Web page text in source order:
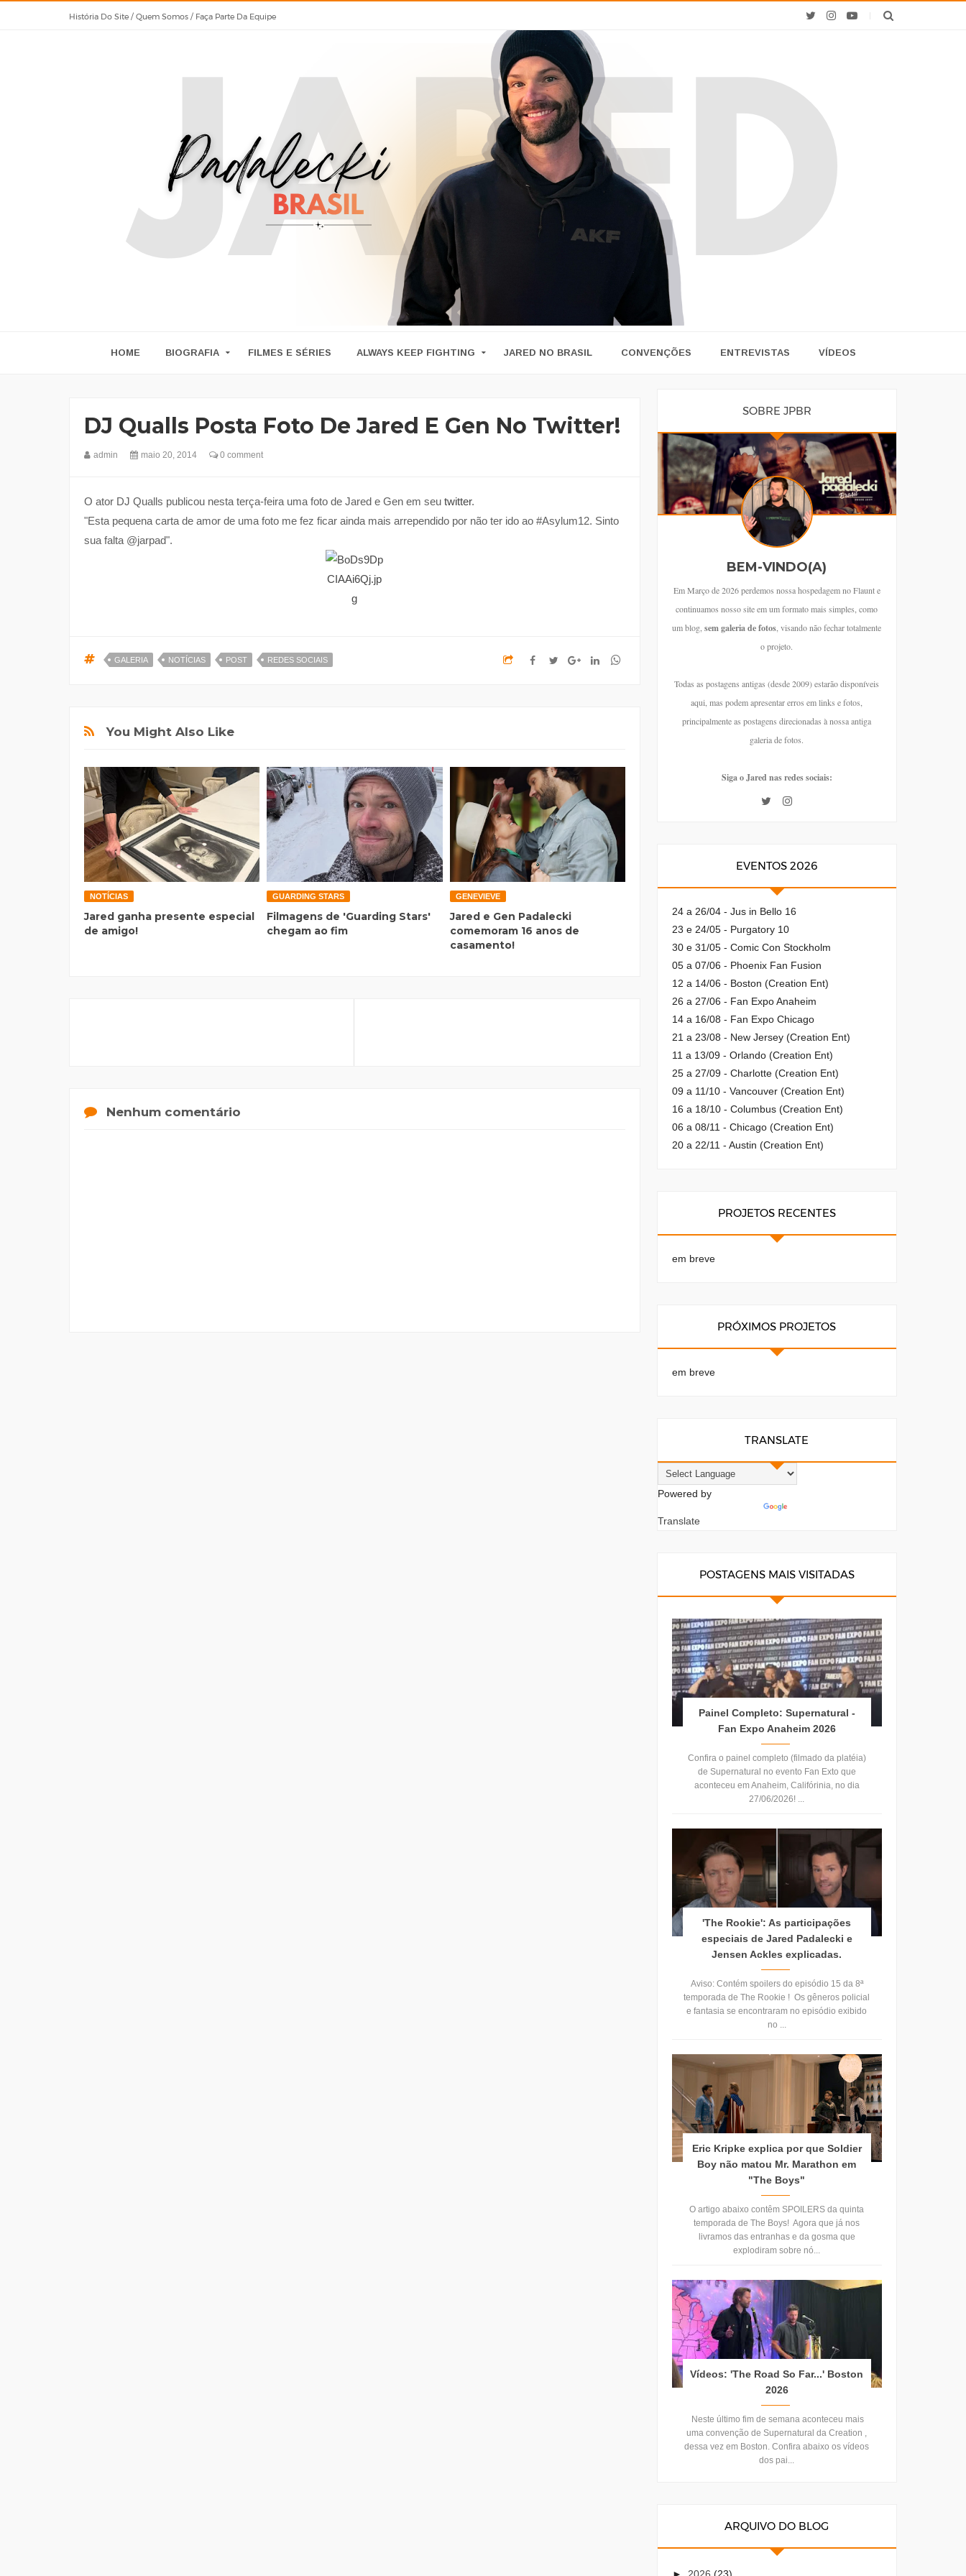
História Do Site / Quem Somos / Faça Parte Da Equipe
HOME BIOGRAFIA FILMES E SÉRIES ALWAYS KEEP FIGHTING JARED NO BRASIL CONVENÇÕES ENTREVISTAS VÍDEOS
DJ Qualls Posta Foto De Jared E Gen No Twitter!
admin maio 20, 2014 0 comment
O ator DJ Qualls publicou nesta terça-feira uma foto de Jared e Gen em seu twitter.
"Esta pequena carta de amor de uma foto me fez ficar ainda mais arrependido por não ter ido ao #Asylum12. Sinto
sua falta @jarpad".
GALERIA NOTÍCIAS POST REDES SOCIAIS
You Might Also Like
NOTÍCIAS
Jared ganha presente especial
de amigo!
GUARDING STARS
Filmagens de 'Guarding Stars'
chegam ao fim
GENEVIEVE
Jared e Gen Padalecki
comemoram 16 anos de
casamento!
Nenhum comentário
SOBRE JPBR
BEM-VINDO(A)
Em Março de 2026 perdemos nossa hospedagem no Flaunt e
continuamos nosso site em um formato mais simples, como
um blog,sem galeria de fotos, visando não fechar totalmente
o projeto.
Todas as postagens antigas (desde 2009) estarão disponíveis
aqui, mas podem apresentar erros em links e fotos,
principalmente as postagens direcionadas à nossa antiga
galeria de fotos.
Siga o Jared nas redes sociais:
EVENTOS 2026
24 a 26/04 - Jus in Bello 16
23 e 24/05 - Purgatory 10
30 e 31/05 - Comic Con Stockholm
05 a 07/06 - Phoenix Fan Fusion
12 a 14/06 - Boston (Creation Ent)
26 a 27/06 - Fan Expo Anaheim
14 a 16/08 - Fan Expo Chicago
21 a 23/08 - New Jersey (Creation Ent)
11 a 13/09 - Orlando (Creation Ent)
25 a 27/09 - Charlotte (Creation Ent)
09 a 11/10 - Vancouver (Creation Ent)
16 a 18/10 - Columbus (Creation Ent)
06 a 08/11 - Chicago (Creation Ent)
20 a 22/11 - Austin (Creation Ent)
PROJETOS RECENTES
em breve
PRÓXIMOS PROJETOS
em breve
TRANSLATE
Powered by
Translate
POSTAGENS MAIS VISITADAS
Painel Completo: Supernatural -
Fan Expo Anaheim 2026
Confira o painel completo (filmado da platéia)
de Supernatural no evento Fan Exto que
aconteceu em Anaheim, Califórinia, no dia
27/06/2026! ...
'The Rookie': As participações
especiais de Jared Padalecki e
Jensen Ackles explicadas.
Aviso: Contém spoilers do episódio 15 da 8ª
temporada de The Rookie ! Os gêneros policial
e fantasia se encontraram no episódio exibido
no ...
Eric Kripke explica por que Soldier
Boy não matou Mr. Marathon em
"The Boys"
O artigo abaixo contêm SPOILERS da quinta
temporada de The Boys! Agora que já nos
livramos das entranhas e da gosma que
explodiram sobre nó...
Vídeos: 'The Road So Far...' Boston
2026
Neste último fim de semana aconteceu mais
uma convenção de Supernatural da Creation ,
dessa vez em Boston. Confira abaixo os vídeos
dos pai...
ARQUIVO DO BLOG
► 2026 (23)